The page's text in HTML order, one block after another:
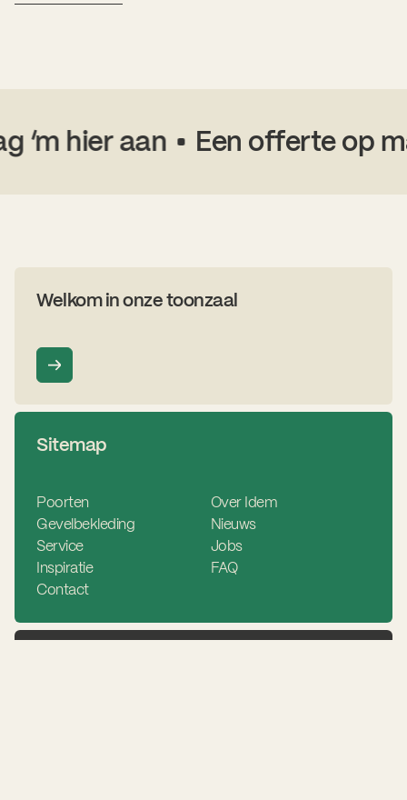
hier aan Een offerte op
Welkom in onze toonzaal
Sitemap
Poorten
Gevelbekleding
Service
Inspiratie
Contact
Over Idem
Nieuws
Jobs
FAQ